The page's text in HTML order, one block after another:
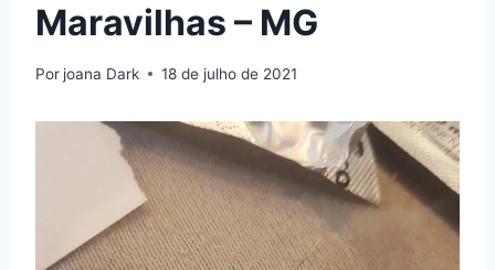
Maravilhas – MG
Por joana Dark 18 de julho de 2021